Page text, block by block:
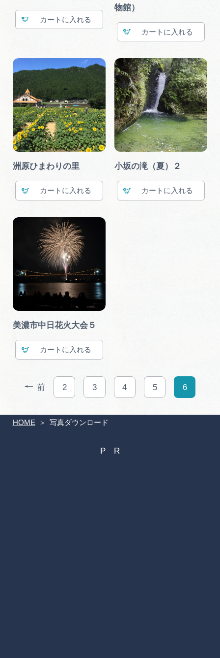
HOME 写真ダウンロード
カート
物館）
カート
洲原ひまわりの里
カート
小坂の滝（夏）２
カート
美濃市中日花火大会５
カート
前 2 3 4 5 6